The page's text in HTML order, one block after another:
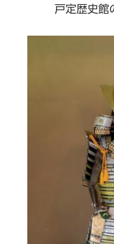
戸定歴史館